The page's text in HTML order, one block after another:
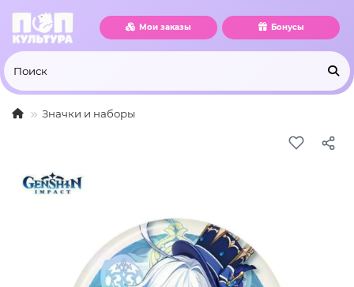
Мои заказы Бонусы
Значки и наборы